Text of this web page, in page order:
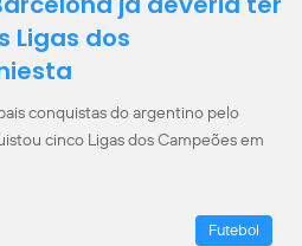
Ligas dos
conquistas do argentino pelo
cinco Ligas dos Campeões em
Futebol